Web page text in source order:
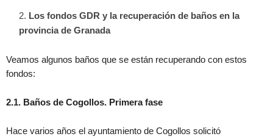
Los fondos GDR y la recuperación de baños en la
provincia de Granada
Veamos algunos baños que se están recuperando con estos
fondos:
2.1. Baños de Cogollos. Primera fase
Hace varios años el ayuntamiento de Cogollos solicitó